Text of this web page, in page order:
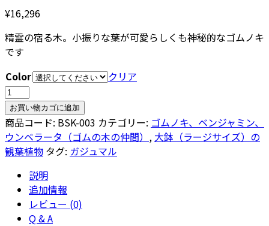
¥16,296
精霊の宿る木。小振りな葉が可愛らしくも神秘的なゴムノキ
です
Color
クリア
ガ
ジ
ュ
マ
ル
お買い物カゴに追加
商品コード: BSK-003 カテゴリー: ゴムノキ、ベンジャミン、
ウンベラータ（ゴムの木の仲間） , 大鉢（ラージサイズ）の
観葉植物 タグ: ガジュマル
説明
追加情報
レビュー (0)
Q & A